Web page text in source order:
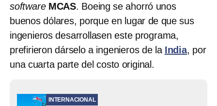
software MCAS. Boeing se ahorró unos
buenos dólares, porque en lugar de que sus
ingenieros desarrollasen este programa,
prefirieron dárselo a ingenieros de la India, por
una cuarta parte del costo original.
INTERNACIONAL